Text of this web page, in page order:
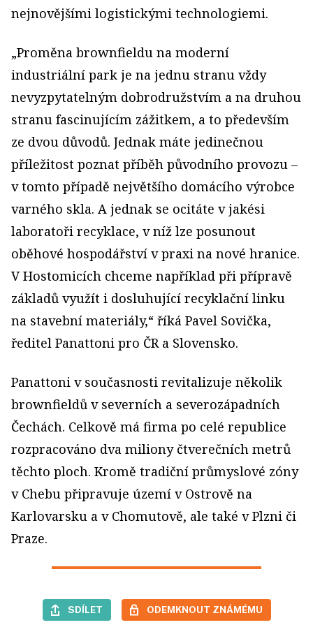
nejnovějšími logistickými technologiemi.
„Proměna brownfieldu na moderní
industriální park je na jednu stranu vždy
nevyzpytatelným dobrodružstvím a na druhou
stranu fascinujícím zážitkem, a to především
ze dvou důvodů. Jednak máte jedinečnou
příležitost poznat příběh původního provozu –
v tomto případě největšího domácího výrobce
varného skla. A jednak se ocitáte v jakési
laboratoři recyklace, v níž lze posunout
oběhové hospodářství v praxi na nové hranice.
V Hostomicích chceme například při přípravě
základů využít i dosluhující recyklační linku
na stavební materiály,“ říká Pavel Sovička,
ředitel Panattoni pro ČR a Slovensko.
Panattoni v současnosti revitalizuje několik
brownfieldů v severních a severozápadních
Čechách. Celkově má firma po celé republice
rozpracováno dva miliony čtverečních metrů
těchto ploch. Kromě tradiční průmyslové zóny
v Chebu připravuje území v Ostrově na
Karlovarsku a v Chomutově, ale také v Plzni či
Praze.
SDÍLET ODEMKNOUT ZNÁMÉMU